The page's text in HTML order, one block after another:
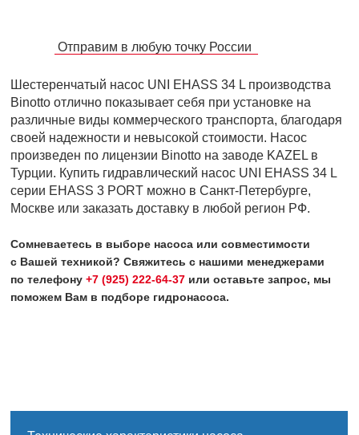
Отправим в любую точку России
Шестеренчатый насос UNI EHASS 34 L производства
Binotto отлично показывает себя при установке на
различные виды коммерческого транспорта, благодаря
своей надежности и невысокой стоимости. Насос
произведен по лицензии Binotto на заводе KAZEL в
Турции. Купить гидравлический насос UNI EHASS 34 L
серии EHASS 3 PORT можно в Санкт-Петербурге,
Москве или заказать доставку в любой регион РФ.
Сомневаетесь в выборе насоса или совместимости
с Вашей техникой? Свяжитесь с нашими менеджерами
по телефону+7 (925) 222-64-37 или оставьте запрос, мы
поможем Вам в подборе гидронасоса.